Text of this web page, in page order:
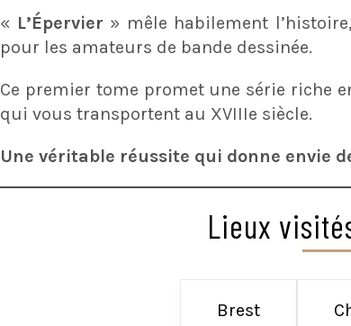
« L’Épervier » mêle habilement
pour les amateurs de bande dessinée.
Ce premier tome promet une série riche
qui vous transportent au XVIIIe siècle.
Une véritable réussite qui donne envie
Lieux
Brest